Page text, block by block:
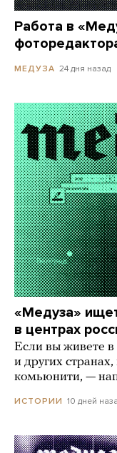
Работа в
МЕДУЗА 24 дня назад
«Медуза»
в центрах
Если вы живете
и других
комьюнити, —
ИСТОРИИ 10 дней